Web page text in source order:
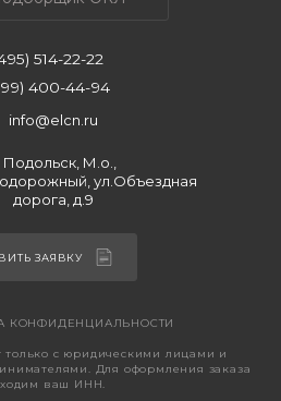
514-22-22
400-44-94
info@elcn.ru
Подольск, М.о.,
ул.Объездная
дорога, д.9
ЗАЯВКУ
КОНФИДЕНЦИАЛЬНОСТИ
только с юридическими лицами и
Для оформления заказа
ваш ИНН.